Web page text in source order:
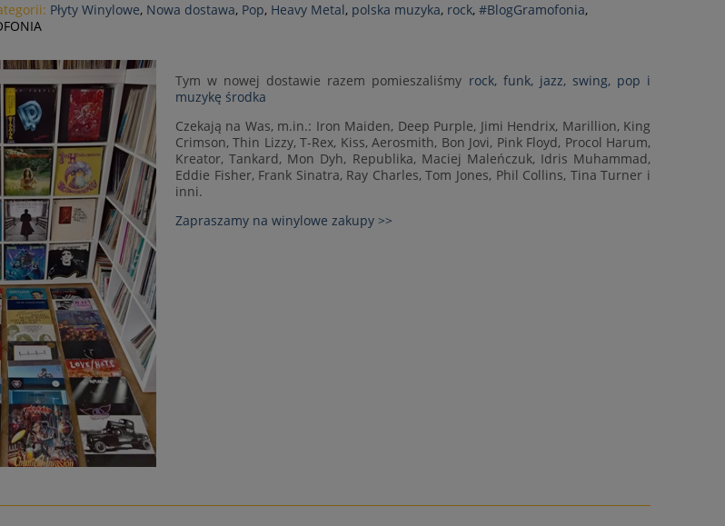
Płyty Winylowe, Nowa dostawa, Pop, Heavy Metal, polska muzyka, rock, #BlogGramofonia,
Tym w nowej dostawie razem pomieszaliśmy rock, funk, jazz, swing, pop i
muzykę środka
Czekają na Was, m.in.: Iron Maiden, Deep Purple, Jimi Hendrix, Marillion, King
Crimson, Thin Lizzy, T-Rex, Kiss, Aerosmith, Bon Jovi, Pink Floyd, Procol Harum,
Kreator, Tankard, Mon Dyh, Republika, Maciej Maleńczuk, Idris Muhammad,
Eddie Fisher, Frank Sinatra, Ray Charles, Tom Jones, Phil Collins, Tina Turner i
inni.
Zapraszamy na winylowe zakupy >>